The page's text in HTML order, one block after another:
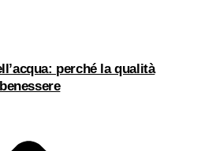
perché la qualità